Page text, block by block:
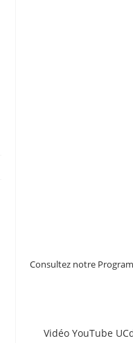
Consultez notre
Vidéo YouTube